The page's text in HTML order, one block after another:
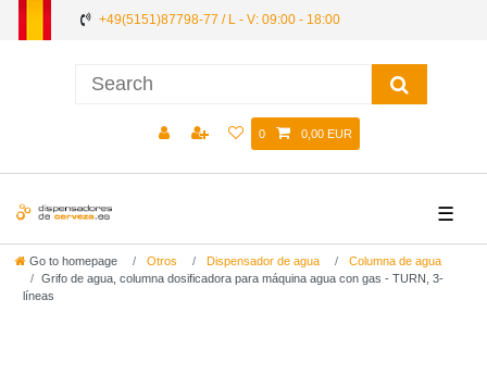
+49(5151)87798-77 / L - V: 09:00 - 18:00
0 0,00 EUR
☰
Go to homepage Otros Dispensador de agua
Columna de agua
Grifo de agua, columna dosificadora para máquina agua con gas - TURN, 3-
líneas